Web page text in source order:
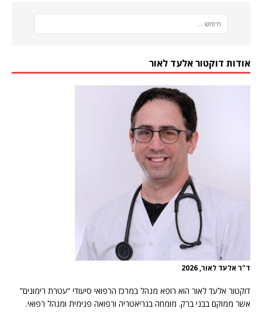
אודות דוקטור אלעד לאור
ד"ר אלעד לאור, 2026
דוקטור אלעד לאור הוא רופא מנהל במרכז הרפואי סיעודי “עטרת רימונים”
אשר ממוקם בבני ברק. מומחה בגריאטריה ורפואה פנימית ומנהל רפואי.